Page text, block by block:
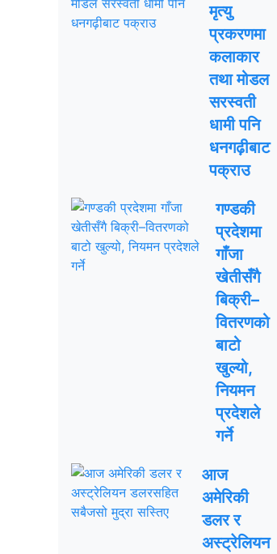
मृत्यु
प्रकरणमा
कलाकार
तथा मोडल
सरस्वती
धामी पनि
धनगढ़ीबाट
पक्राउ
गण्डकी
प्रदेशमा
गाँजा
खेतीसँगै
बिक्री–
वितरणको
बाटो
खुल्यो,
नियमन
प्रदेशले
गर्ने
आज
अमेरिकी
डलर र
अस्ट्रेलियन